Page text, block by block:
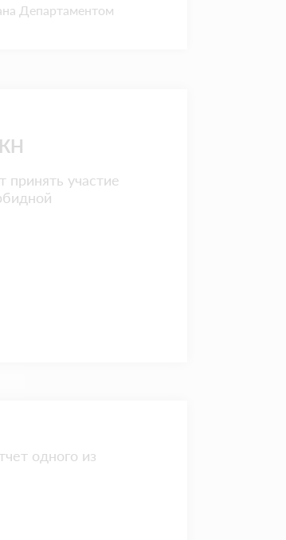
Департаментом
участие
одного из